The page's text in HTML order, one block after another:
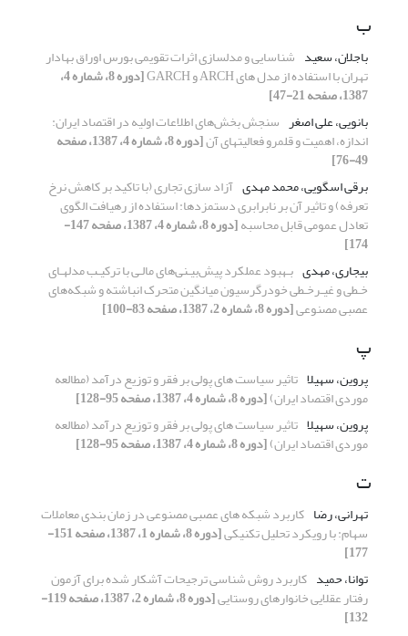
ب
باجلان، سعید شناسایی و مدلسازی اثرات تقویمی بورس اوراق بهادار
تهران با استفاده از مدل های ARCH و GARCH [دوره 8، شماره 4،
1387، صفحه 21-47]
بانویی، علی اصغر سنجش بخش‌های اطلاعات اولیه در اقتصاد ایران:
اندازه، اهمیت و قلمرو فعالیتهای آن [دوره 8، شماره 4، 1387، صفحه
49-76]
برقی اسگویی، محمد مهدی آزاد سازی تجاری (با تاکید بر کاهش نرخ
تعرفه) و تاثیر آن بر نابرابری دستمزدها: استفاده از رهیافت الگوی
تعادل عمومی قابل محاسبه [دوره 8، شماره 4، 1387، صفحه 147-
174]
بیجاری، مهدی بـهبود عملکرد پیش‌بیـنی‌های مالـی با ترکیـب مدلهـای
خـطی و غیـرخـطی خودرگرسیون میانگین متحرک انباشته و شبکه‌های
عصبی مصنوعی[دوره 8، شماره 2، 1387، صفحه 83-100]
پ
پروین، سهیلا تاثیر سیاست های پولی بر فقر و توزیع درآمد (مطالعه
موردی اقتصاد ایران)[دوره 8، شماره 4، 1387، صفحه 95-128]
پروین، سهیلا تاثیر سیاست های پولی بر فقر و توزیع درآمد (مطالعه
موردی اقتصاد ایران)[دوره 8، شماره 4، 1387، صفحه 95-128]
ت
تهرانی، رضا کاربرد شبکه های عصبی مصنوعی در زمان بندی معاملات
سهام: با رویکرد تحلیل تکنیکی [دوره 8، شماره 1، 1387، صفحه 151-
177]
توانا، حمید کاربرد روش شناسی ترجیحات آشکار شده برای آزمون
رفتار عقلایی خانوارهای روستایی [دوره 8، شماره 2، 1387، صفحه 119-
132]